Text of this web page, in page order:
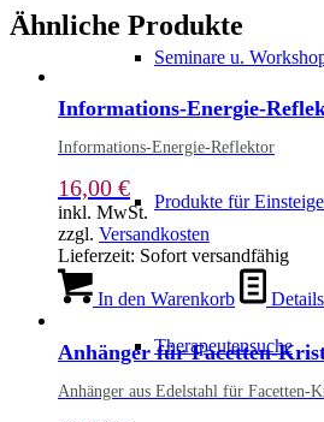
Seminare u.
Produkte für
Therapeutensuche
Ähnliche Produkte
Informations-Energie-
Informations-Energie-Reflektor
16,00 €
inkl. MwSt.
zzgl. Versandkosten
Lieferzeit: Sofort versandfähig
In den Warenkorb
Anhänger für Facetten-
Anhänger aus Edelstahl für Facetten-